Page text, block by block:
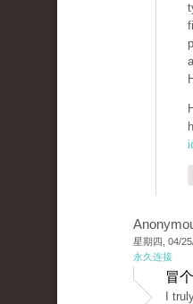
星期四, 04/
永久连接
冒
I